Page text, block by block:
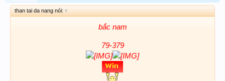
than tai da nang nói: ↑
bắc nam
79-379